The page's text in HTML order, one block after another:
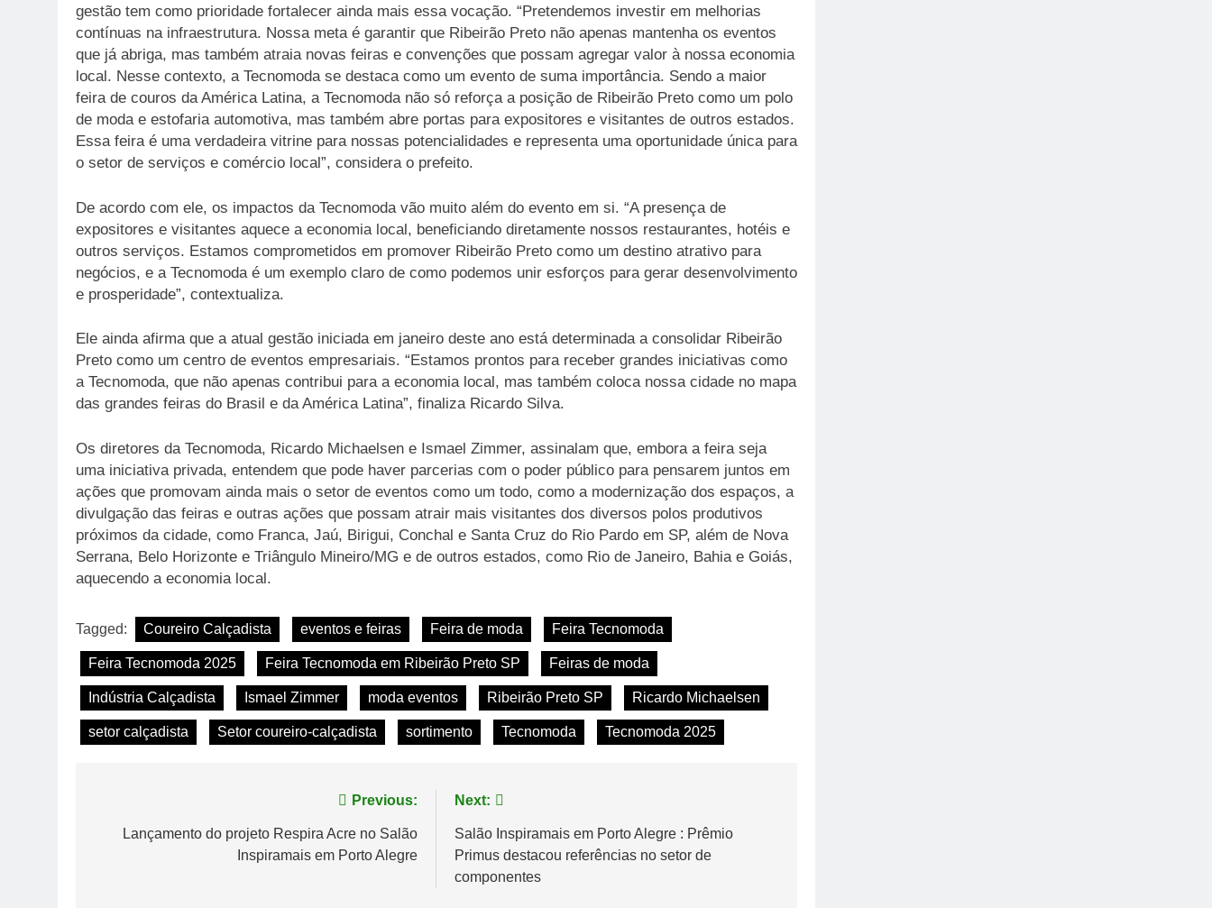
gestão tem como prioridade fortalecer ainda mais essa vocação. “Pretendemos investir em melhorias
contínuas na infraestrutura. Nossa meta é garantir que Ribeirão Preto não apenas mantenha os eventos
que já abriga, mas também atraia novas feiras e convenções que possam agregar valor à nossa economia
local. Nesse contexto, a Tecnomoda se destaca como um evento de suma importância. Sendo a maior
feira de couros da América Latina, a Tecnomoda não só reforça a posição de Ribeirão Preto como um polo
de moda e estofaria automotiva, mas também abre portas para expositores e visitantes de outros estados.
Essa feira é uma verdadeira vitrine para nossas potencialidades e representa uma oportunidade única para
o setor de serviços e comércio local”, considera o prefeito.
De acordo com ele, os impactos da Tecnomoda vão muito além do evento em si. “A presença de
expositores e visitantes aquece a economia local, beneficiando diretamente nossos restaurantes, hotéis e
outros serviços. Estamos comprometidos em promover Ribeirão Preto como um destino atrativo para
negócios, e a Tecnomoda é um exemplo claro de como podemos unir esforços para gerar desenvolvimento
e prosperidade”, contextualiza.
Ele ainda afirma que a atual gestão iniciada em janeiro deste ano está determinada a consolidar Ribeirão
Preto como um centro de eventos empresariais. “Estamos prontos para receber grandes iniciativas como
a Tecnomoda, que não apenas contribui para a economia local, mas também coloca nossa cidade no mapa
das grandes feiras do Brasil e da América Latina”, finaliza Ricardo Silva.
Os diretores da Tecnomoda, Ricardo Michaelsen e Ismael Zimmer, assinalam que, embora a feira seja
uma iniciativa privada, entendem que pode haver parcerias com o poder público para pensarem juntos em
ações que promovam ainda mais o setor de eventos como um todo, como a modernização dos espaços, a
divulgação das feiras e outras ações que possam atrair mais visitantes dos diversos polos produtivos
próximos da cidade, como Franca, Jaú, Birigui, Conchal e Santa Cruz do Rio Pardo em SP, além de Nova
Serrana, Belo Horizonte e Triângulo Mineiro/MG e de outros estados, como Rio de Janeiro, Bahia e Goiás,
aquecendo a economia local.
Tagged: Coureiro Calçadista eventos e feiras Feira de moda Feira Tecnomoda
Feira Tecnomoda 2025 Feira Tecnomoda em Ribeirão Preto SP Feiras de moda
Indústria Calçadista Ismael Zimmer moda eventos Ribeirão Preto SP Ricardo Michaelsen
setor calçadista Setor coureiro-calçadista sortimento Tecnomoda Tecnomoda 2025
Previous:
Lançamento do projeto Respira Acre no Salão
Inspiramais em Porto Alegre
Next:
Salão Inspiramais em Porto Alegre : Prêmio
Primus destacou referências no setor de
componentes